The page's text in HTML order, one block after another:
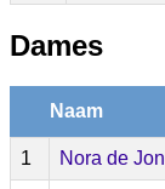
Dames
Naam
1 Nora de